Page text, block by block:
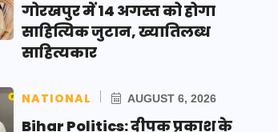
गोरखपुर में 14 अगस्त को होगा
साहित्यिक जुटान, ख्यातिलब्ध
साहित्यकार
NATIONAL AUGUST 6, 2026
Bihar Politics: दीपक प्रकाश के